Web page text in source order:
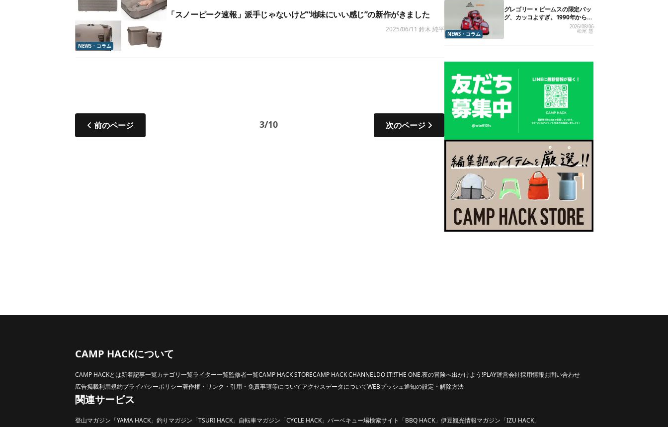
NEWS・コラム
「スノーピーク速報」派手じゃないけど“地味にいい感じ”の新作がきました
2025/06/11 鈴木 純平
3/10
前のページ 次のページ
NEWS・コラム
グレゴリー × ビームスの限定バッ
グ、カッコよすぎ。1990年から“3
年のみ使用”されていた、紫タグ
2026/08/06
松尾 慧
CAMP HACKについて
CAMP HACKとは新着記事一覧カテゴリ一覧ライター一覧監修者一覧CAMP HACK STORECAMP HACK CHANNELDO IT!!THE ONE.夜の冒険へ出かけよう!PLAY運営会社採用情報お問い合わせ
広告掲載利用規約プライバシーポリシー著作権・リンク・引用・免責事項等についてアクセスデータについてWEBプッシュ通知の設定・解除方法
関連サービス
登山マガジン「YAMA HACK」 釣りマガジン「TSURI HACK」 自転車マガジン「CYCLE HACK」 バーベキュー場検索サイト「BBQ HACK」 伊豆観光情報マガジン「IZU HACK」